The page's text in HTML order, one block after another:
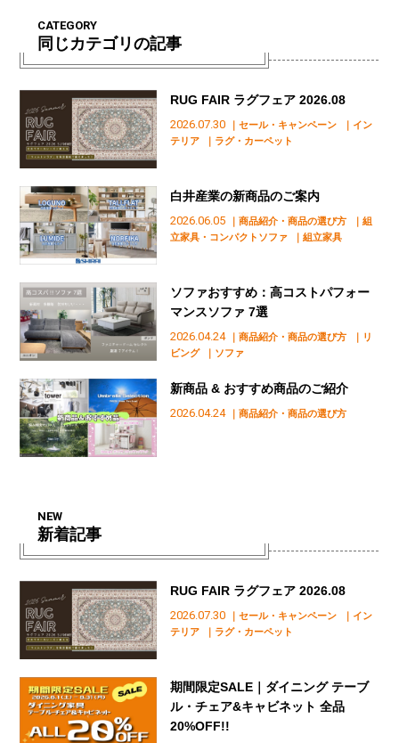
CATEGORY
同じカテゴリの記事
2026.07.30 ｜セール・キャンペーン
｜イン
テリア
｜ラグ・カーペット
RUG FAIR ラグフェア 2026.08
2026.06.05 ｜商品紹介・商品の選び方
｜組
立家具・コンパクトソファ
｜組立家具
白井産業の新商品のご案内
2026.04.24 ｜商品紹介・商品の選び方
｜リ
ビング
｜ソファ
ソファおすすめ：高コストパフォー
マンスソファ 7選
2026.04.24 ｜商品紹介・商品の選び方
新商品 & おすすめ商品のご紹介
NEW
新着記事
2026.07.30 ｜セール・キャンペーン
｜イン
テリア
｜ラグ・カーペット
RUG FAIR ラグフェア 2026.08
期間限定SALE｜ダイニング テーブ
ル・チェア&キャビネット 全品
20%OFF!!